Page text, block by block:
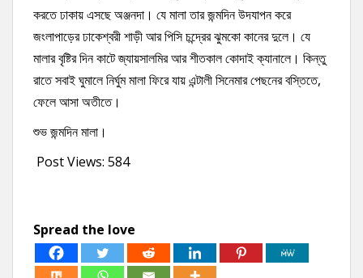
করতে ঢাকায় এসছে অঞ্জনদা। যে মালা তার জন্মদিন উদযাপন করে
জংলাপাড়ের ঢাকেশ্বরী শাড়ী আর পিসি চন্দ্রের ঝুমকো কানের দুলে। যে
মালার বৃষ্টির দিন কাটে জ্যায়সালমির আর শীতকাল কোদাই ক্যানালে। কিন্তু
রাতে সবাই ঘুমালে নির্ঘুম মালা ফিরে যায় এন্টালী সিনেমার পেছনের বস্তিতে,
ফেলে আসা অতীতে।
শুভ জন্মদিন মালা।
Post Views: 584
Spread the love